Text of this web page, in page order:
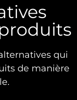
qui
de manière